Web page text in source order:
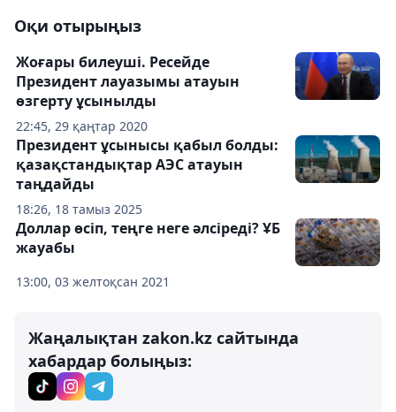
Оқи отырыңыз
22:45, 29 қаңтар 2020
Жоғары билеуші. Ресейде
Президент лауазымы атауын
өзгерту ұсынылды
18:26, 18 тамыз 2025
Президент ұсынысы қабыл болды:
қазақстандықтар АЭС атауын
таңдайды
13:00, 03 желтоқсан 2021
Доллар өсіп, теңге неге әлсіреді? ҰБ
жауабы
Жаңалықтан zakon.kz сайтында
хабардар болыңыз: